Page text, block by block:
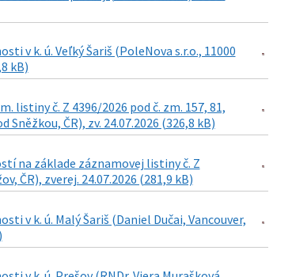
v k. ú. Veľký Šariš (PoleNova s.r.o., 11000
kB)
listiny č. Z 4396/2026 pod č. zm. 157, 81,
ČR), zv. 24.07.2026 (326,8 kB)
na základe záznamovej listiny č. Z
ČR), zverej. 24.07.2026 (281,9 kB)
v k. ú. Malý Šariš (Daniel Dučai, Vancouver,